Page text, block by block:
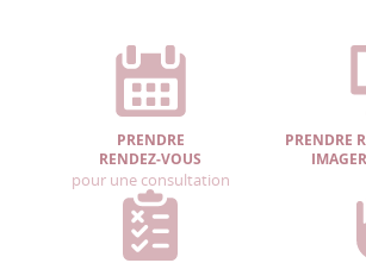
PRENDRE
RENDEZ-VOUS
pour une consultation
PRENDRE